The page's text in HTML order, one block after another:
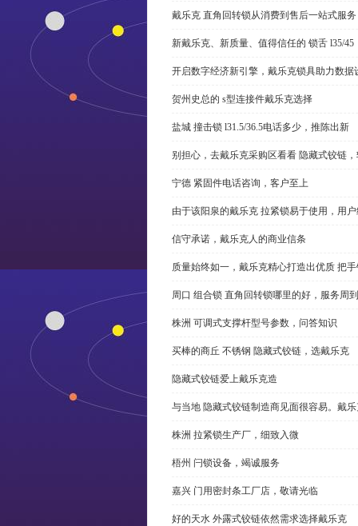
戴乐克 直角回转锁从消费到售后一站式服务
新戴乐克、新质量、值得信任的 锁舌 l35/45
开启数字经济新引擎，戴乐克锁具助力数据
贺州史总的 s型连接件戴乐克选择
盐城 撞击锁 l31.5/36.5电话多少，推陈出新
别担心，去戴乐克采购区看看 隐藏式铰链
宁德 紧固件电话咨询，客户至上
由于该阳泉的戴乐克 拉紧锁易于使用，用
信守承诺，戴乐克人的商业信条
质量始终如一，戴乐克精心打造出优质 把
周口 组合锁 直角回转锁哪里的好，服务周到
株洲 可调式支撑杆型号参数，问答知识
买棒的商丘 不锈钢 隐藏式铰链，选戴乐克
隐藏式铰链爱上戴乐克造
与当地 隐藏式铰链制造商见面很容易。戴
株洲 拉紧锁生产厂，细致入微
梧州 闩锁设备，竭诚服务
嘉兴 门用密封条工厂店，敬请光临
好的天水 外露式铰链依然需求选择戴乐克